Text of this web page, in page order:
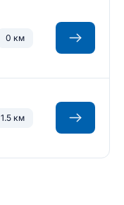
0 км
1.5 км